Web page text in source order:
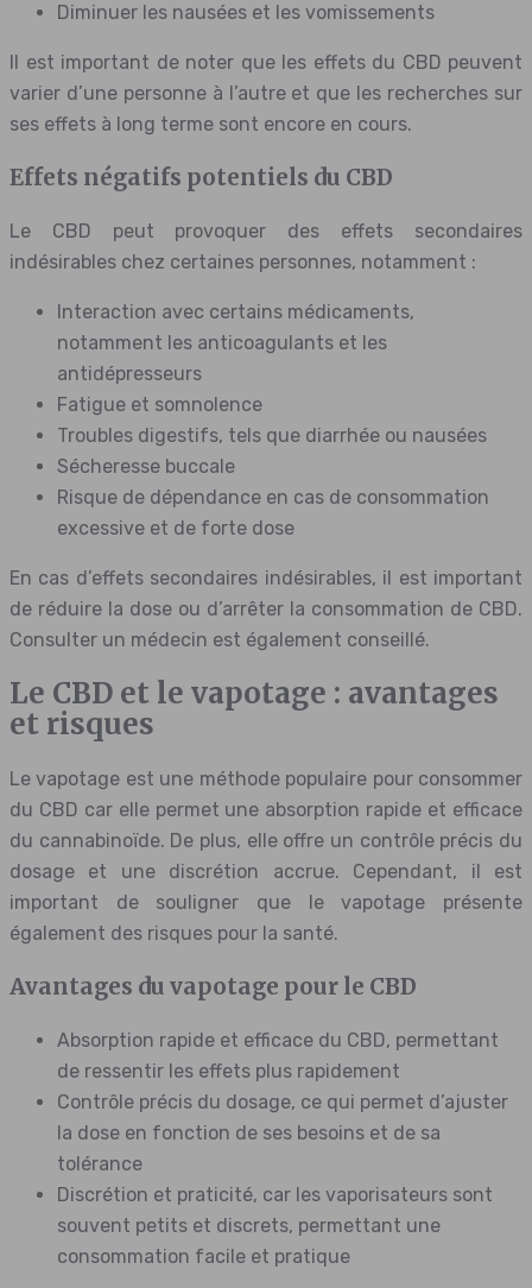
Diminuer les nausées et les vomissements
Il est important de noter que les effets du CBD peuvent
varier d’une personne à l’autre et que les recherches sur
ses effets à long terme sont encore en cours.
Effets négatifs potentiels du CBD
Le CBD peut provoquer des effets secondaires
indésirables chez certaines personnes, notamment :
Interaction avec certains médicaments,
notamment les anticoagulants et les
antidépresseurs
Fatigue et somnolence
Troubles digestifs, tels que diarrhée ou nausées
Sécheresse buccale
Risque de dépendance en cas de consommation
excessive et de forte dose
En cas d’effets secondaires indésirables, il est important
de réduire la dose ou d’arrêter la consommation de CBD.
Consulter un médecin est également conseillé.
Le CBD et le vapotage : avantages
et risques
Le vapotage est une méthode populaire pour consommer
du CBD car elle permet une absorption rapide et efficace
du cannabinoïde. De plus, elle offre un contrôle précis du
dosage et une discrétion accrue. Cependant, il est
important de souligner que le vapotage présente
également des risques pour la santé.
Avantages du vapotage pour le CBD
Absorption rapide et efficace du CBD, permettant
de ressentir les effets plus rapidement
Contrôle précis du dosage, ce qui permet d’ajuster
la dose en fonction de ses besoins et de sa
tolérance
Discrétion et praticité, car les vaporisateurs sont
souvent petits et discrets, permettant une
consommation facile et pratique